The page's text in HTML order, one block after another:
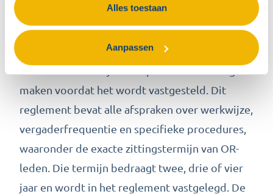
Alles toestaan
Aanpassen
Het OR-reglement is het belangrijkste
document dat de OR zelf opstelt, maar waarbij
maken voordat het wordt vastgesteld. Dit
reglement bevat alle afspraken over werkwijze,
vergaderfrequentie en specifieke procedures,
waaronder de exacte zittingstermijn van OR-
leden. Die termijn bedraagt twee, drie of vier
jaar en wordt in het reglement vastgelegd. De